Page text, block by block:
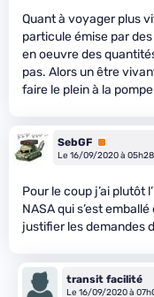
Quant à voyager plus
particule émise par
en oeuvre des
pas. Alors un être
faire le plein à la
SebGF Premium
Le 16/09/2020 à 05h28
Pour le coup j’ai plutôt
NASA qui s’est
justifier les demandes
transit facilité
Le 16/09/2020 à